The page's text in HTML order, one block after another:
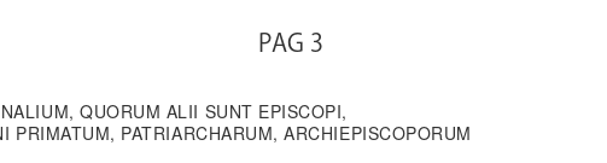
PAG 3
QUORUM ALII SUNT EPISCOPI,
PRIMATUM, PATRIARCHARUM, ARCHIEPISCOPORUM